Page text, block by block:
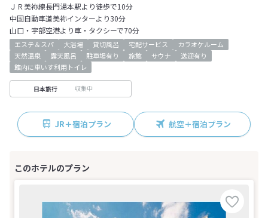
ＪＲ美祢線長門湯本駅より徒歩で10分
中国自動車道美祢インターより30分
山口・宇部空港より車・タクシーで70分
エステ＆スパ 大浴場 貸切風呂 宅配サービス
カラオケルーム
天然温泉
露天風呂 駐車場有り 旅館 サウナ
送迎有り
館内に車いす利用トイレ
日本旅行 収集中
JR＋宿泊プラン 航空＋宿泊プラン